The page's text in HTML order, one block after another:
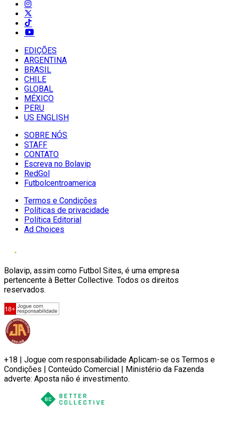
EDIÇÕES
ARGENTINA
BRASIL
CHILE
GLOBAL
MÉXICO
PERU
US ENGLISH
SOBRE NÓS
STAFF
CONTATO
Escreva no Bolavip
RedGol
Futbolcentroamerica
Termos e Condições
Políticas de privacidade
Política Editorial
Ad Choices
Bolavip, assim como Futbol Sites, é uma empresa
pertencente à Better Collective. Todos os direitos
reservados.
+18 | Jogue com responsabilidade Aplicam-se os Termos e
Condições | Conteúdo Comercial | Ministério da Fazenda
adverte: Aposta não é investimento.